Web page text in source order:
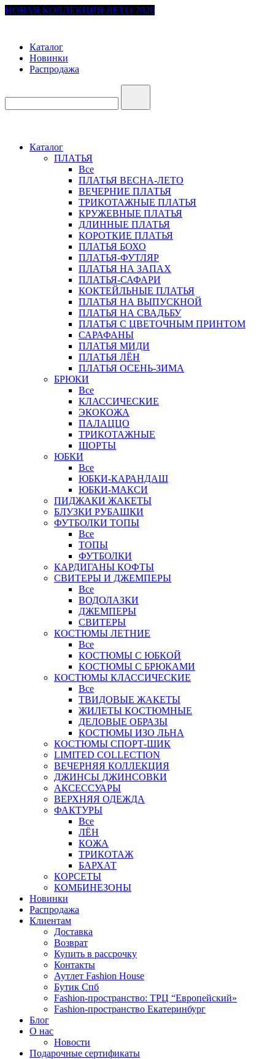
НОВАЯ КОЛЛЕКЦИЯ ЛЕТО 2026
Каталог
Новинки
Распродажа
Каталог
ПЛАТЬЯ
Все
ПЛАТЬЯ ВЕСНА-ЛЕТО
ВЕЧЕРНИЕ ПЛАТЬЯ
ТРИКОТАЖНЫЕ ПЛАТЬЯ
КРУЖЕВНЫЕ ПЛАТЬЯ
ДЛИННЫЕ ПЛАТЬЯ
КОРОТКИЕ ПЛАТЬЯ
ПЛАТЬЯ БОХО
ПЛАТЬЯ-ФУТЛЯР
ПЛАТЬЯ НА ЗАПАХ
ПЛАТЬЯ-САФАРИ
КОКТЕЙЛЬНЫЕ ПЛАТЬЯ
ПЛАТЬЯ НА ВЫПУСКНОЙ
ПЛАТЬЯ НА СВАДЬБУ
ПЛАТЬЯ С ЦВЕТОЧНЫМ ПРИНТОМ
САРАФАНЫ
ПЛАТЬЯ МИДИ
ПЛАТЬЯ ЛЁН
ПЛАТЬЯ ОСЕНЬ-ЗИМА
БРЮКИ
Все
КЛАССИЧЕСКИЕ
ЭКОКОЖА
ПАЛАЦЦО
ТРИКОТАЖНЫЕ
ШОРТЫ
ЮБКИ
Все
ЮБКИ-КАРАНДАШ
ЮБКИ-МАКСИ
ПИДЖАКИ ЖАКЕТЫ
БЛУЗКИ РУБАШКИ
ФУТБОЛКИ ТОПЫ
Все
ТОПЫ
ФУТБОЛКИ
КАРДИГАНЫ КОФТЫ
СВИТЕРЫ И ДЖЕМПЕРЫ
Все
ВОДОЛАЗКИ
ДЖЕМПЕРЫ
СВИТЕРЫ
КОСТЮМЫ ЛЕТНИЕ
Все
КОСТЮМЫ С ЮБКОЙ
КОСТЮМЫ С БРЮКАМИ
КОСТЮМЫ КЛАССИЧЕСКИЕ
Все
ТВИДОВЫЕ ЖАКЕТЫ
ЖИЛЕТЫ КОСТЮМНЫЕ
ДЕЛОВЫЕ ОБРАЗЫ
КОСТЮМЫ ИЗО ЛЬНА
КОСТЮМЫ СПОРТ-ШИК
LIMITED COLLECTION
ВЕЧЕРНЯЯ КОЛЛЕКЦИЯ
ДЖИНСЫ ДЖИНСОВКИ
АКСЕССУАРЫ
ВЕРХНЯЯ ОДЕЖДА
ФАКТУРЫ
Все
ЛЁН
КОЖА
ТРИКОТАЖ
БАРХАТ
КОРСЕТЫ
КОМБИНЕЗОНЫ
Новинки
Распродажа
Клиентам
Доставка
Возврат
Купить в рассрочку
Контакты
Аутлет Fashion House
Бутик Спб
Fashion-пространство: ТРЦ “Европейский»
Fashion-пространство Екатеринбург
Блог
О нас
Новости
Подарочные сертификаты